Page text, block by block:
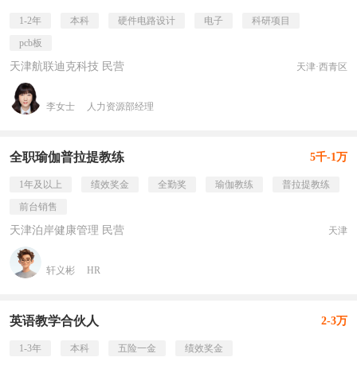
1-2年 本科 硬件电路设计 电子
科研项目
pcb板
天津航联迪克科技 民营 天津·西青区
李女士 人力资源部经理
全职瑜伽普拉提教练 5千-1万
1年及以上 绩效奖金 全勤奖 瑜伽教练
普拉提教练
前台销售
天津泊岸健康管理 民营 天津
轩义彬 HR
英语教学合伙人 2-3万
1-3年 本科 五险一金 绩效奖金